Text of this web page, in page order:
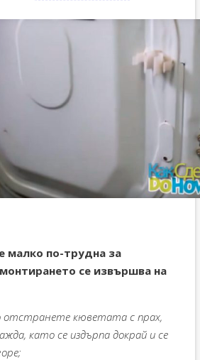
малко по-трудна за
се извършва на
отстранете кюветата с прах,
като се издърпа докрай и се